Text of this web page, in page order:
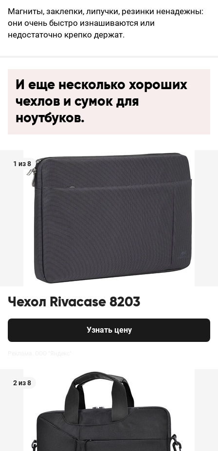
Магниты, заклепки, липучки, резинки ненадежны:
они очень быстро изнашиваются или
недостаточно крепко держат.
И еще несколько хороших
чехлов и сумок для
ноутбуков.
1 из 8
Чехол Rivacase 8203
Узнать цену
2 из 8